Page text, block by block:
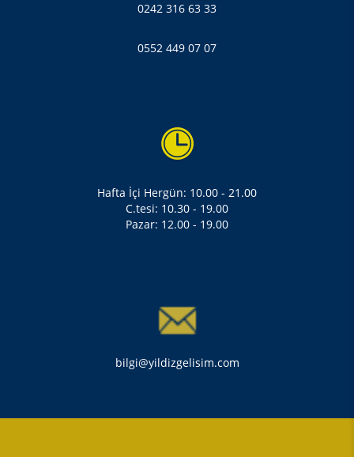
0242 316 63 33
0552 449 07 07
Hafta İçi Hergün: 10.00 - 21.00
C.tesi: 10.30 - 19.00
Pazar: 12.00 - 19.00
bilgi@yildizgelisim.com